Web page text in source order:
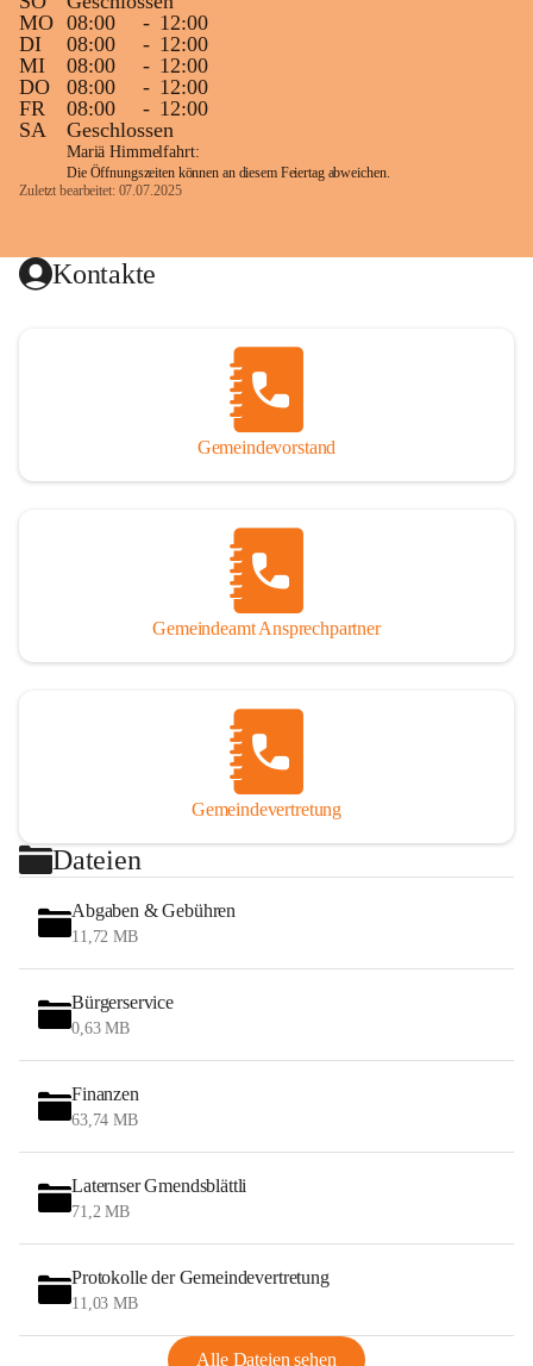
MO 08:00 - 12:00
DI
08:00 - 12:00
MI
08:00 - 12:00
DO
08:00 - 12:00
FR
08:00 - 12:00
SA
Geschlossen
Mariä Himmelfahrt:
Die Öffnungszeiten können an diesem Feiertag abweichen.
Zuletzt bearbeitet: 07.07.2025
Kontakte
Gemeindevorstand
Gemeindeamt Ansprechpartner
Gemeindevertretung
Dateien
Abgaben & Gebühren
11,72 MB
Bürgerservice
0,63 MB
Finanzen
63,74 MB
Laternser Gmendsblättli
71,2 MB
Protokolle der Gemeindevertretung
11,03 MB
Alle Dateien sehen